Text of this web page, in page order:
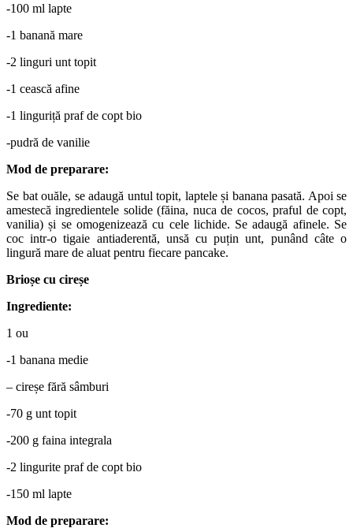
-100 ml lapte
-1 banană mare
-2 linguri unt topit
-1 cească afine
-1 linguriță praf de copt bio
-pudră de vanilie
Mod de preparare:
Se bat ouăle, se adaugă untul topit, laptele și banana pasată. Apoi se
amestecă ingredientele solide (făina, nuca de cocos, praful de copt,
vanilia) și se omogenizează cu cele lichide. Se adaugă afinele. Se
coc intr-o tigaie antiaderentă, unsă cu puțin unt, punând câte o
lingură mare de aluat pentru fiecare pancake.
Brioșe cu cireșe
Ingrediente:
1 ou
-1 banana medie
– cireșe fără sâmburi
-70 g unt topit
-200 g faina integrala
-2 lingurite praf de copt bio
-150 ml lapte
Mod de preparare: